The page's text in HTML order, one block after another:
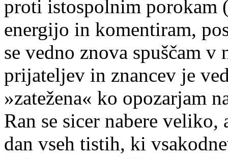
proti istospolnim porokam
energijo in komentiram,
se vedno znova spuščam v
prijateljev in znancev je
»zatežena« ko opozarjam
Ran se sicer nabere
dan vseh tistih, ki